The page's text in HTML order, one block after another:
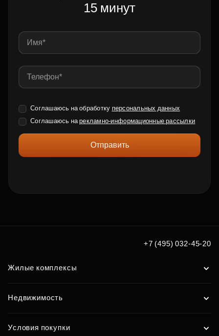
15 минут
Соглашаюсь на обработку персональных данных
Соглашаюсь нарекламно-информационные рассылки
Отправить
+7 (495) 032-45-20
Жилые комплексы
Недвижимость
Условия покупки